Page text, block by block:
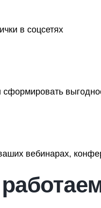
в соцсетях
сформировать
вебинарах,